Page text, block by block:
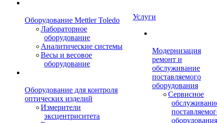
Оборудование Mettler Toledo
Лабораторное
оборудование
Аналитические системы
Весы и весовое
оборудование
Оборудование для контроля
оптических изделий
Измерители
эксцентриситета
Услуги
Модернизация
ремонт и
обслуживание
поставляемого
оборудования
Сервисное
оборудования